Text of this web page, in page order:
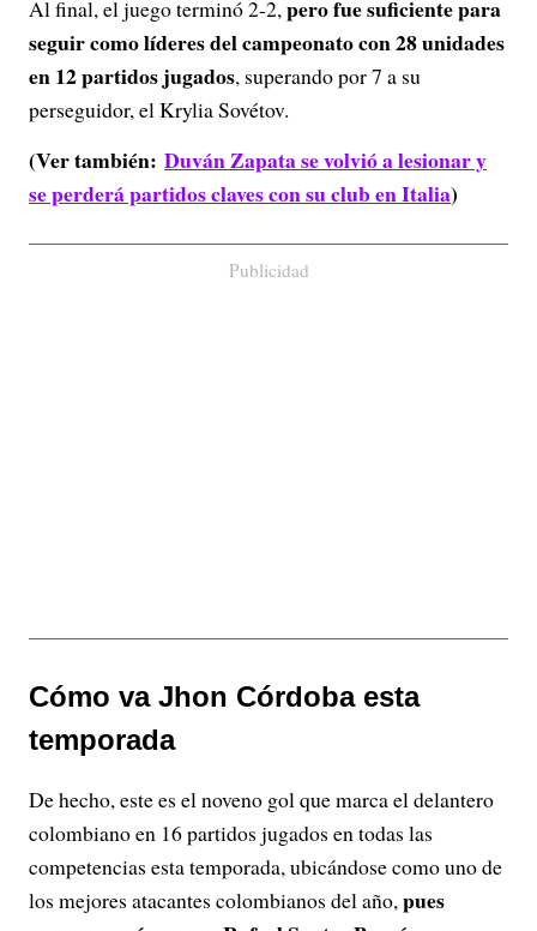
Al final, el juego terminó 2-2,pero fue suficiente para
seguir como líderes del campeonato con 28 unidades
en 12 partidos jugados, superando por 7 a su
perseguidor, el Krylia Sovétov.
(Ver también: Duván Zapata se volvió a lesionar y
se perderá partidos claves con su club en Italia)
Publicidad
Cómo va Jhon Córdoba esta
temporada
De hecho, este es el noveno gol que marca el delantero
colombiano en 16 partidos jugados en todas las
competencias esta temporada, ubicándose como uno de
los mejores atacantes colombianos del año,pues